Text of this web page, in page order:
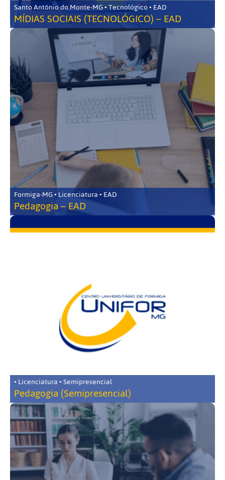
Santo Antônio do Monte-MG • Tecnológico • EAD
MÍDIAS SOCIAIS (TECNOLÓGICO) – EAD
Formiga-MG • Licenciatura • EAD
Pedagogia – EAD
• Licenciatura • Semipresencial
Pedagogia (Semipresencial)